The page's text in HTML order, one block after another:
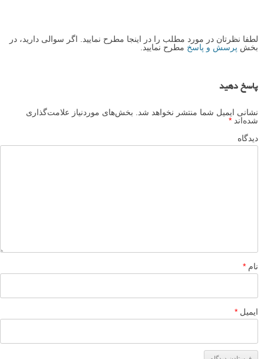
لطفا نظرتان در مورد مطلب را در اینجا مطرح نمایید. اگر سوالی دارید، در
بخش پرسش و پاسخ مطرح نمایید.
پاسخ دهید
نشانی ایمیل شما منتشر نخواهد شد.
بخش‌های موردنیاز علامت‌گذاری
شده‌اند *
دیدگاه
نام *
ایمیل *